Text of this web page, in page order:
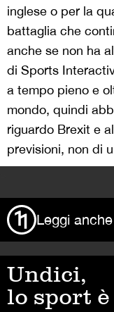
inglese o per la
battaglia che
anche se non ha
di Sports
a tempo pieno e
mondo, quindi
riguardo Brexit e
previsioni, non di
Leggi anche
Undici,
lo sport